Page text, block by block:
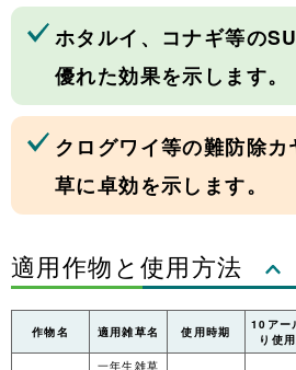
ホタルイ、コナギ等の
優れた効果を示します。
クログワイ等の難防除
草に卓効を示します。
適用作物と使用方法
作物名 適用雑草名 使用時期
10アー
り使
一年生雑草